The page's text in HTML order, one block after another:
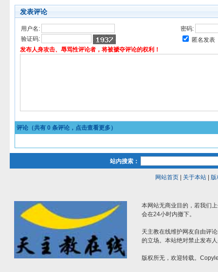
发表评论
用户名:
密码:
验证码:
匿名发表
发布人身攻击、辱骂性评论者，将被褫夺评论的权利！
评论（共有 0 条评论，点击查看更多）
站内搜索：
网站首页| 关于本站| 版
本网站无商业目的，若我们
会在24小时内撤下。
天主教在线维护网友自由评
的立场。本站绝对禁止发布
版权所无，欢迎转载。